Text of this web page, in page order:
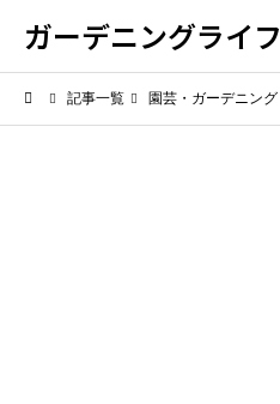
ガーデニングライフ
記事一覧 園芸・ガーデニング